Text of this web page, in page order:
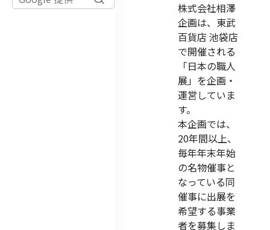
株式会社相澤
企画は、東武
百貨店 池袋店
で開催される
「日本の職人
展」を企画・
運営していま
す。
本企画では、
20年間以上、
毎年年末年始
の名物催事と
なっている同
催事に出展を
希望する事業
者を募集しま